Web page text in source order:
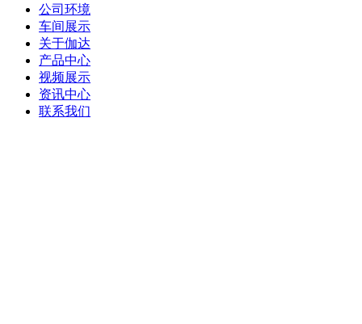
公司环境
车间展示
关于伽达
产品中心
视频展示
资讯中心
联系我们